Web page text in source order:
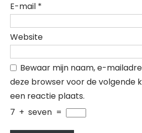
E-mail *
Website
Bewaar mijn naam, e-
deze browser voor de volgende
een reactie plaats.
7 + seven =